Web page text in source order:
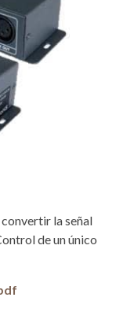
la señal
de un único